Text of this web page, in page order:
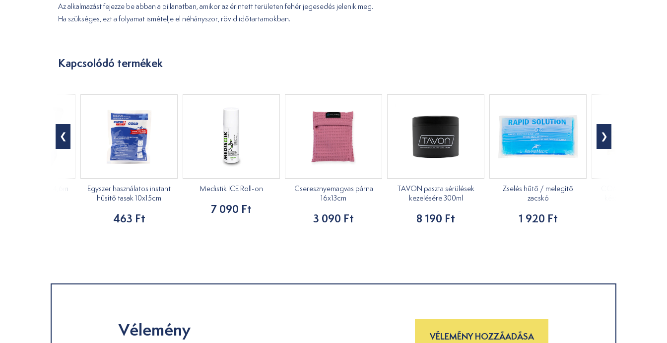
Az alkalmazást fejezze be abban a pillanatban, amikor az érintett területen fehér jegesedés jelenik meg.
Ha szükséges, ezt a folyamat ismételje el néhányszor, rövid időtartamokban.
Kapcsolódó termékek
tape 5cm x 4,6m
Egyszer használatos instant
hűsítő tasak 10x15cm
463 Ft
Medistik ICE Roll-on
7 090 Ft
Cseresznyemagvas párna
16x13cm
3 090 Ft
TAVON paszta sérülések
kezelésére 300ml
8 190 Ft
Zselés hűtő / melegítő
zacskó
1 920 Ft
Vélemény VÉLEMÉNY HOZZÁADÁSA